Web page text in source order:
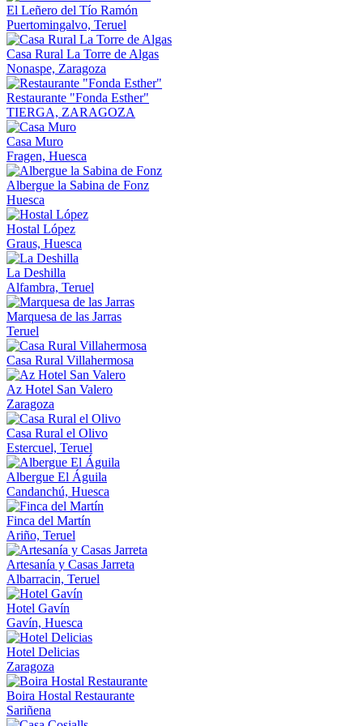
El Leñero del Tío Ramón
Puertomingalvo, Teruel
Casa Rural La Torre de Algas
Nonaspe, Zaragoza
Restaurante "Fonda Esther"
TIERGA, ZARAGOZA
Casa Muro
Fragen, Huesca
Albergue la Sabina de Fonz
Huesca
Hostal López
Graus, Huesca
La Deshilla
Alfambra, Teruel
Marquesa de las Jarras
Teruel
Casa Rural Villahermosa
Az Hotel San Valero
Zaragoza
Casa Rural el Olivo
Estercuel, Teruel
Albergue El Águila
Candanchú, Huesca
Finca del Martín
Ariño, Teruel
Artesanía y Casas Jarreta
Albarracin, Teruel
Hotel Gavín
Gavín, Huesca
Hotel Delicias
Zaragoza
Boira Hostal Restaurante
Sariñena